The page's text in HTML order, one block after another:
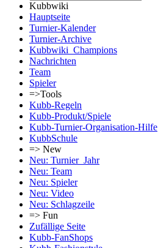
Kubbwiki
Hauptseite
Turnier-Kalender
Turnier-Archive
Kubbwiki_Champions
Nachrichten
Team
Spieler
=>Tools
Kubb-Regeln
Kubb-Produkt/Spiele
Kubb-Turnier-Organisation-Hilfe
KubbSchule
=> New
Neu: Turnier_Jahr
Neu: Team
Neu: Spieler
Neu: Video
Neu: Schlagzeile
=> Fun
Zufällige Seite
Kubb-FanShops